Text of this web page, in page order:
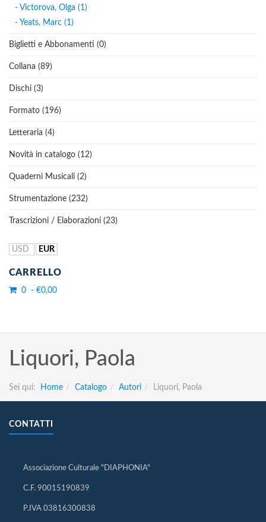
- Victorova, Olga (1)
- Yeats, Marc (1)
Biglietti e Abbonamenti (0)
Collana (89)
Dischi (3)
Formato (196)
Letteraria (4)
Novità in catalogo (12)
Quaderni Musicali (2)
Strumentazione (232)
Trascrizioni / Elaborazioni (23)
USD EUR
CARRELLO
0 - €0,00
Liquori, Paola
Sei qui: Home Catalogo Autori Liquori, Paola
CONTATTI
Associazione Culturale "DIAPHONIA"
C.F. 90015190839
P.IVA 03816300838